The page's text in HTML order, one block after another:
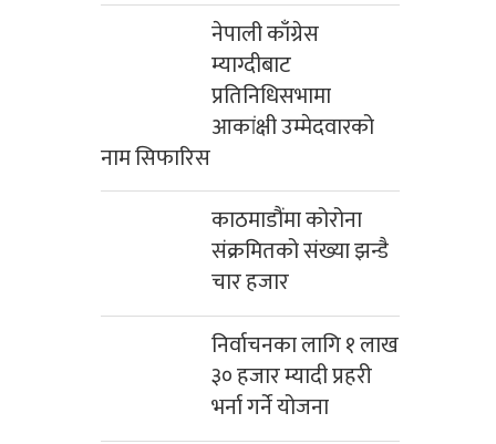
नेपाली काँग्रेस
म्याग्दीबाट
प्रतिनिधिसभामा
आकांक्षी उम्मेदवारको
नाम सिफारिस
काठमाडौंमा कोरोना
संक्रमितको संख्या झन्डै
चार हजार
निर्वाचनका लागि १ लाख
३० हजार म्यादी प्रहरी
भर्ना गर्ने योजना